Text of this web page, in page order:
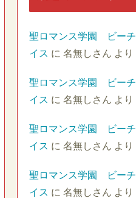
聖ロマンス学園 ビーチ
イス に 名無しさん より
聖ロマンス学園 ビーチ
イス に 名無しさん より
聖ロマンス学園 ビーチ
イス に 名無しさん より
聖ロマンス学園 ビーチ
イス に 名無しさん より